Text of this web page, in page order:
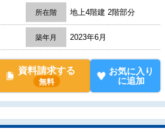
所在階 地上4階建 2階部分
築年月 2023年6月
資料請求する
無料
お気に入り
に追加